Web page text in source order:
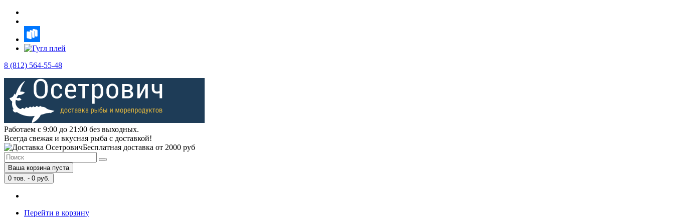
8 (812) 564-55-48
Работаем с 9:00 до 21:00 без выходных.
Всегда свежая и вкусная рыба с доставкой!
Бесплатная доставка от 2000 руб
Ваша корзина пуста
0 тов. - 0 руб.
Перейти в корзину